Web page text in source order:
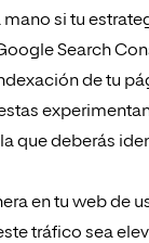
si tu
Search
de tu
que deberás
en tu web de
tráfico sea